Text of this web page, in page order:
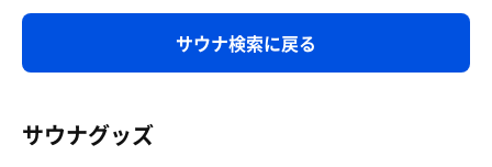
サウナ検索に戻る
サウナグッズ